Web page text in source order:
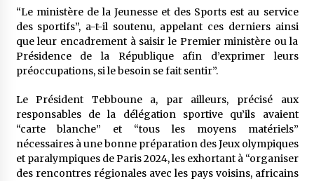
“Le ministère de la Jeunesse et des Sports est au service
des sportifs”, a-t-il soutenu, appelant ces derniers ainsi
que leur encadrement à saisir le Premier ministère ou la
Présidence de la République afin d’exprimer leurs
préoccupations, si le besoin se fait sentir”.
Le Président Tebboune a, par ailleurs, précisé aux
responsables de la délégation sportive qu’ils avaient
“carte blanche” et “tous les moyens matériels”
nécessaires à une bonne préparation des Jeux olympiques
et paralympiques de Paris 2024, les exhortant à “organiser
des rencontres régionales avec les pays voisins, africains